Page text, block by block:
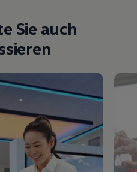
Sie auch